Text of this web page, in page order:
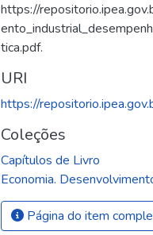
https://
tica.pdf.
URI
https://
Coleções
Capítulos de Livro
Economia.
Página do item